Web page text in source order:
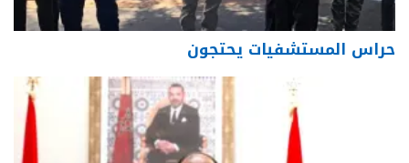
حراس المستشفيات يحتجون